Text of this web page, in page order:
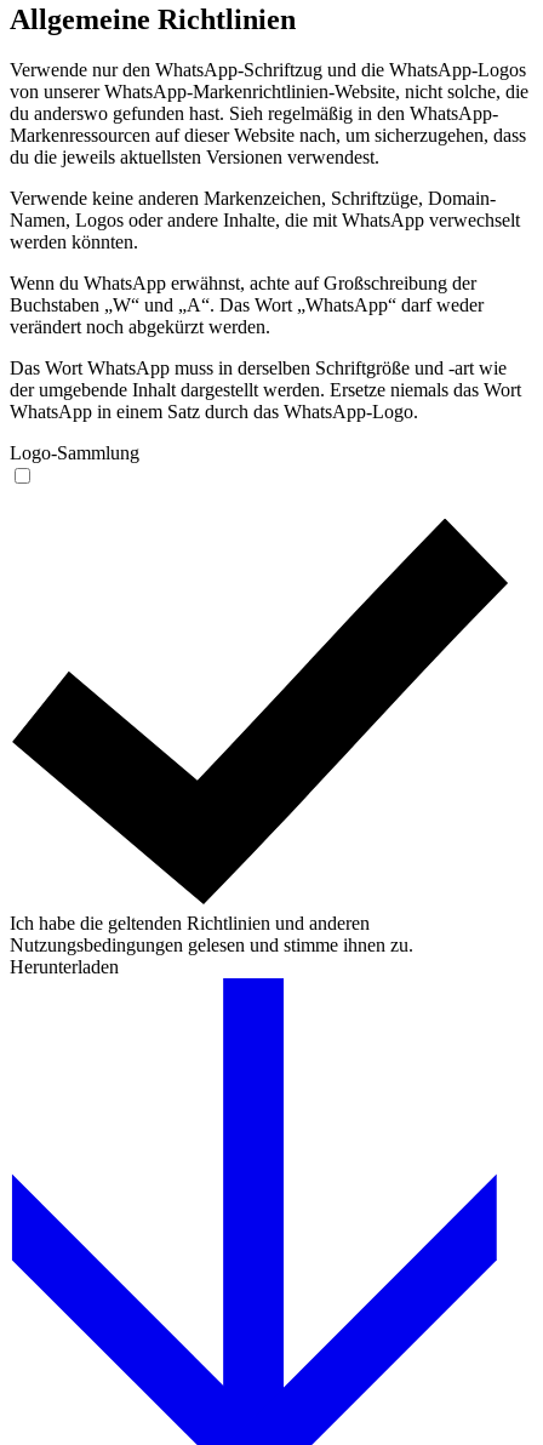
Allgemeine Richtlinien
Verwende nur den WhatsApp-Schriftzug und die WhatsApp-Logos
von unserer WhatsApp-Markenrichtlinien-Website, nicht solche, die
du anderswo gefunden hast. Sieh regelmäßig in den WhatsApp-
Markenressourcen auf dieser Website nach, um sicherzugehen, dass
du die jeweils aktuellsten Versionen verwendest.
Verwende keine anderen Markenzeichen, Schriftzüge, Domain-
Namen, Logos oder andere Inhalte, die mit WhatsApp verwechselt
werden könnten.
Wenn du WhatsApp erwähnst, achte auf Großschreibung der
Buchstaben „W“ und „A“. Das Wort „WhatsApp“ darf weder
verändert noch abgekürzt werden.
Das Wort WhatsApp muss in derselben Schriftgröße und -art wie
der umgebende Inhalt dargestellt werden. Ersetze niemals das Wort
WhatsApp in einem Satz durch das WhatsApp-Logo.
Logo-Sammlung
Ich habe die geltenden Richtlinien und anderen
Nutzungsbedingungen gelesen und stimme ihnen zu.
Herunterladen